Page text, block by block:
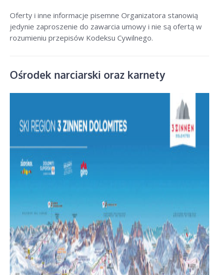
Oferty i inne informacje pisemne Organizatora stanowią
jedynie zaproszenie do zawarcia umowy i nie są ofertą w
rozumieniu przepisów Kodeksu Cywilnego.
Ośrodek narciarski oraz karnety